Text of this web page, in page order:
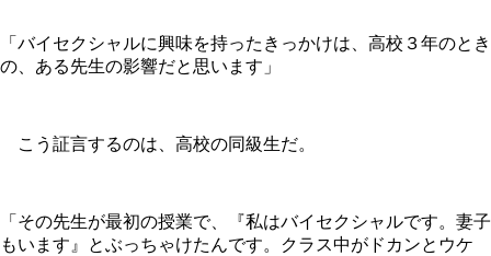
「バイセクシャルに興味を持ったきっかけは、高校３年のとき
の、ある先生の影響だと思います」
こう証言するのは、高校の同級生だ。
「その先生が最初の授業で、『私はバイセクシャルです。妻子
もいます』とぶっちゃけたんです。クラス中がドカンとウケ